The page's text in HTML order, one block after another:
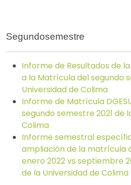
Segundosemestre
Informe de Resultados de
a la Matrícula del segundo
Universidad de Colima
Informe de Matrícula
segundo semestre 2021 de
Colima
Informe semestral
ampliación de la matrícula
enero 2022 vs septiembre
de la Universidad de Colima